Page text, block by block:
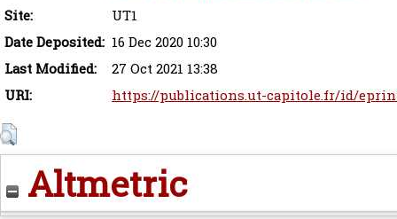
Site:
UT1
Date Deposited: 16 Dec 2020 10:30
Last Modified:
27 Oct 2021 13:38
URI:
https://publications.ut-capitole.fr/id/
Altmetric